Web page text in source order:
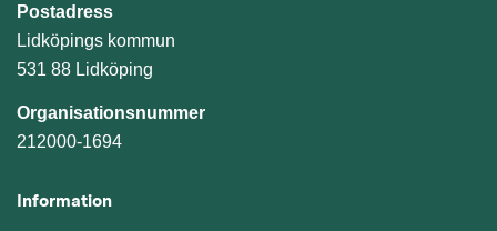
Postadress
Lidköpings kommun
531 88 Lidköping
Organisationsnummer
212000-1694
Information